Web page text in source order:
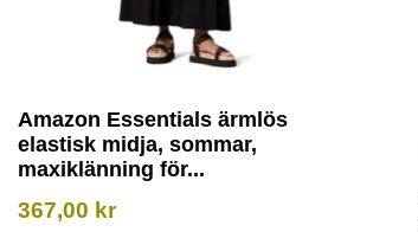
Amazon Essentials ärmlös
elastisk midja, sommar,
maxiklänning för...
367,00 kr